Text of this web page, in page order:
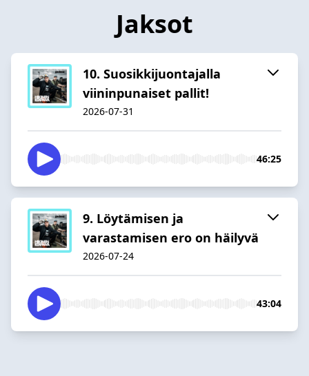
Jaksot
10. Suosikkijuontajalla
viininpunaiset pallit!
2026-07-31
46:25
9. Löytämisen ja
varastamisen ero on häilyvä
2026-07-24
43:04